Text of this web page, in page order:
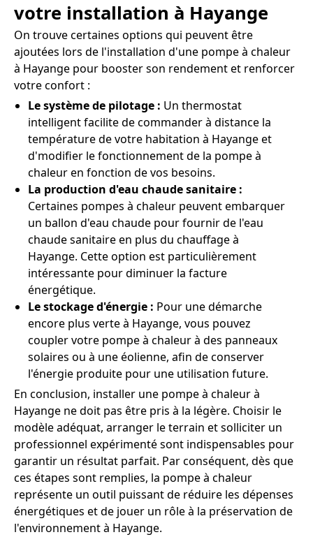
votre installation à Hayange
On trouve certaines options qui peuvent être
ajoutées lors de l'installation d'une pompe à chaleur
à Hayange pour booster son rendement et renforcer
votre confort :
Le système de pilotage : Un thermostat
intelligent facilite de commander à distance la
température de votre habitation à Hayange et
d'modifier le fonctionnement de la pompe à
chaleur en fonction de vos besoins.
La production d'eau chaude sanitaire :
Certaines pompes à chaleur peuvent embarquer
un ballon d'eau chaude pour fournir de l'eau
chaude sanitaire en plus du chauffage à
Hayange. Cette option est particulièrement
intéressante pour diminuer la facture
énergétique.
Le stockage d'énergie : Pour une démarche
encore plus verte à Hayange, vous pouvez
coupler votre pompe à chaleur à des panneaux
solaires ou à une éolienne, afin de conserver
l'énergie produite pour une utilisation future.
En conclusion, installer une pompe à chaleur à
Hayange ne doit pas être pris à la légère. Choisir le
modèle adéquat, arranger le terrain et solliciter un
professionnel expérimenté sont indispensables pour
garantir un résultat parfait. Par conséquent, dès que
ces étapes sont remplies, la pompe à chaleur
représente un outil puissant de réduire les dépenses
énergétiques et de jouer un rôle à la préservation de
l'environnement à Hayange.